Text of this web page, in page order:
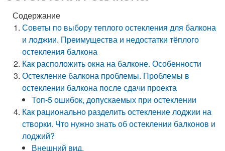
Содержание
Советы по выбору теплого остекления для балкона
и лоджии. Преимущества и недостатки тёплого
остекления балкона
Как расположить окна на балконе. Особенности
Остекление балкона проблемы. Проблемы в
остеклении балкона после сдачи проекта
Топ-5 ошибок, допускаемых при остеклении
Как рационально разделить остекление лоджии на
створки. Что нужно знать об остеклении балконов и
лоджий?
Внешний вид.